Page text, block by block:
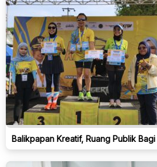
Balikpapan Kreatif, Ruang Publik